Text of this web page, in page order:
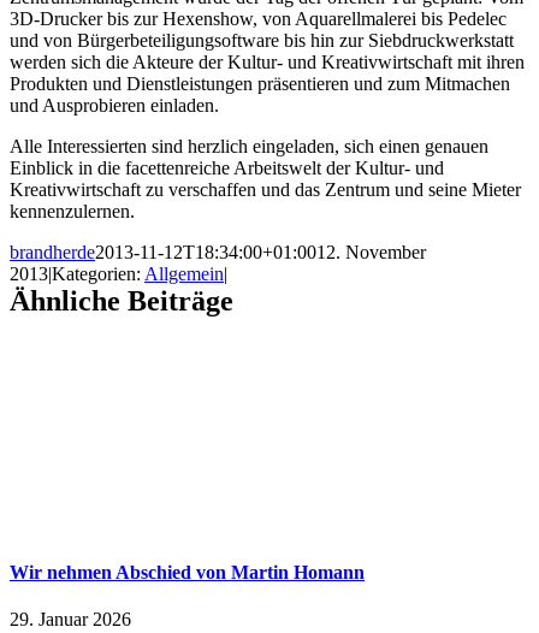
3D-Drucker bis zur Hexenshow, von Aquarellmalerei bis Pedelec
und von Bürgerbeteiligungsoftware bis hin zur Siebdruckwerkstatt
werden sich die Akteure der Kultur- und Kreativwirtschaft mit ihren
Produkten und Dienstleistungen präsentieren und zum Mitmachen
und Ausprobieren einladen.
Alle Interessierten sind herzlich eingeladen, sich einen genauen
Einblick in die facettenreiche Arbeitswelt der Kultur- und
Kreativwirtschaft zu verschaffen und das Zentrum und seine Mieter
kennenzulernen.
brandherde2013-11-12T18:34:00+01:0012. November
2013|Kategorien: Allgemein|
Ähnliche Beiträge
Wir nehmen Abschied von Martin Homann
29. Januar 2026